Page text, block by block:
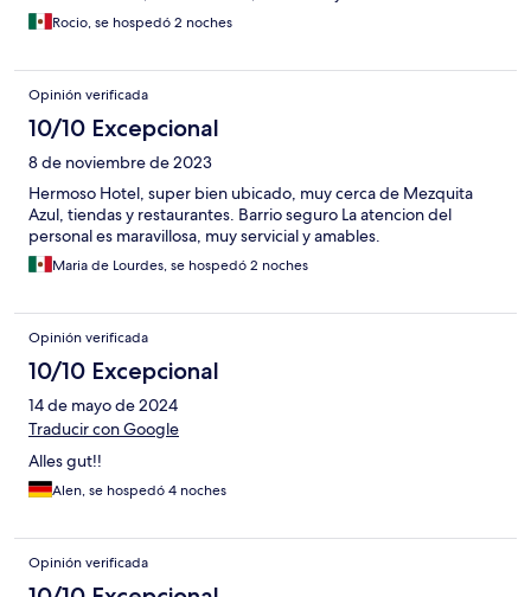
Rocio, se hospedó 2 noches
Opinión verificada
10/10 Excepcional
8 de noviembre de 2023
Hermoso Hotel, super bien ubicado, muy cerca de Mezquita
Azul, tiendas y restaurantes. Barrio seguro La atencion del
personal es maravillosa, muy servicial y amables.
Maria de Lourdes, se hospedó 2 noches
Opinión verificada
10/10 Excepcional
14 de mayo de 2024
Traducir con Google
Alles gut!!
Alen, se hospedó 4 noches
Opinión verificada